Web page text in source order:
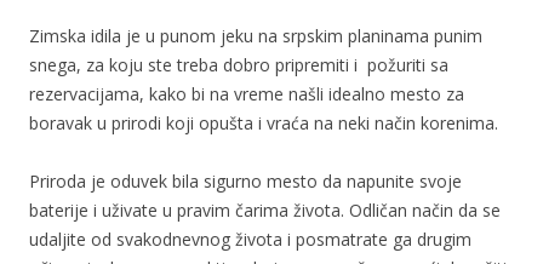
Zimska idila je u punom jeku na srpskim planinama punim
snega, za koju ste treba dobro pripremiti i požuriti sa
rezervacijama, kako bi na vreme našli idealno mesto za
boravak u prirodi koji opušta i vraća na neki način korenima.
Priroda je oduvek bila sigurno mesto da napunite svoje
baterije i uživate u pravim čarima života. Odličan način da se
udaljite od svakodnevnog života i posmatrate ga drugim